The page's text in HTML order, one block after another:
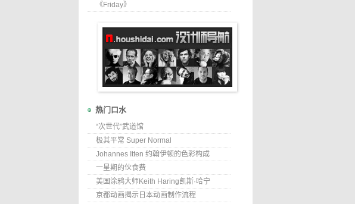
《Friday》
热门口水
“次世代”武道馆
极其平常 Super Normal
Johannes Itten 约翰伊顿的色彩构成
一星期的伙食费
美国涂鸦大师Keith Haring凯斯·哈宁
京都动画揭示日本动画制作流程